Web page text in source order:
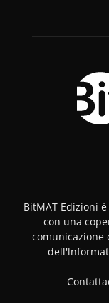
BitMAT Edizioni
con una
comunicazione